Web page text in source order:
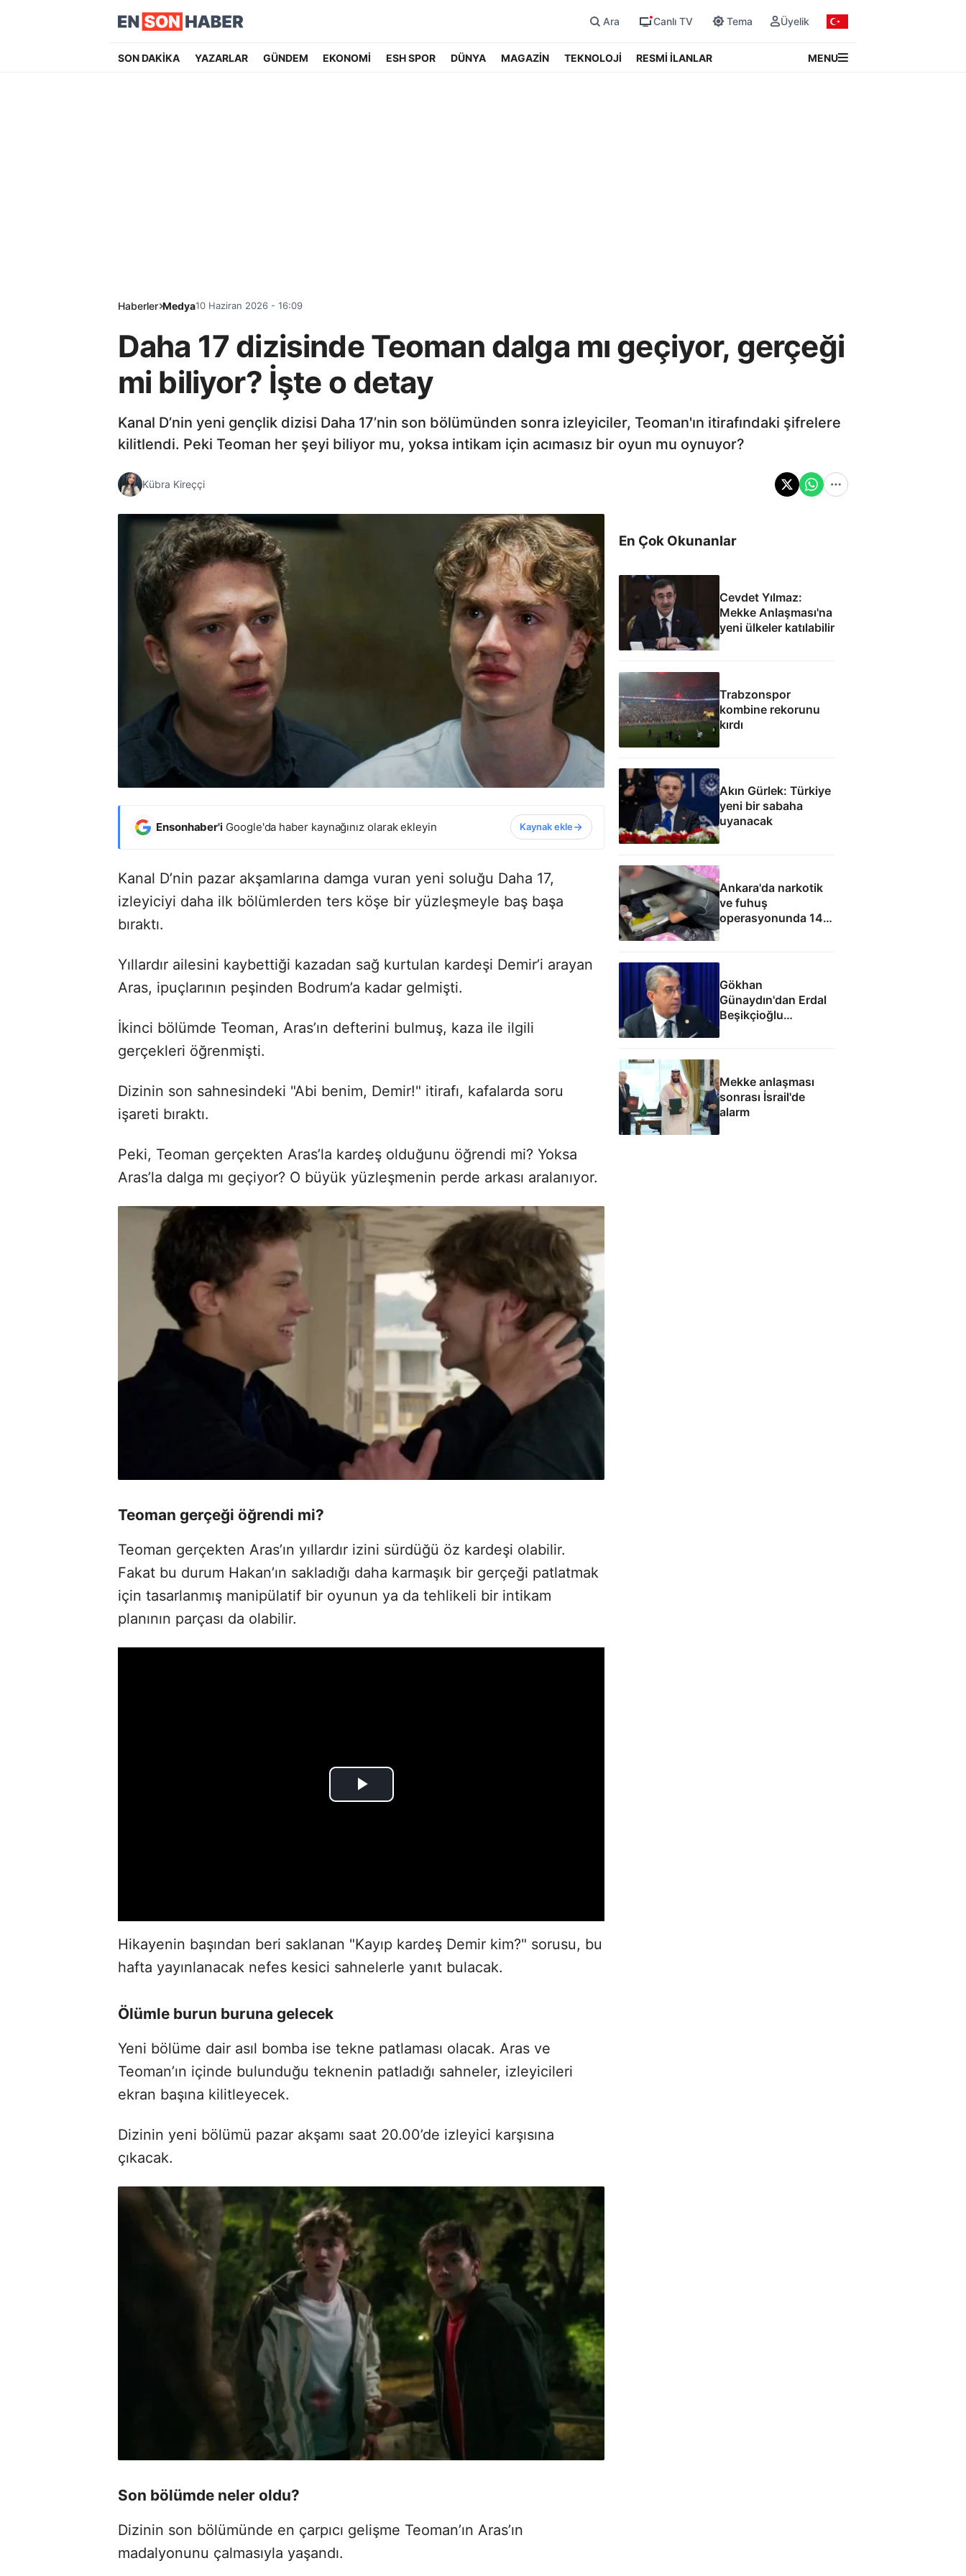
Ara Canlı TV Tema Üyelik
SON DAKİKA YAZARLAR GÜNDEM EKONOMİ ESH SPOR DÜNYA MAGAZİN TEKNOLOJİ RESMİ İLANLAR MENU
Haberler Medya10 Haziran 2026 - 16:09
Daha 17 dizisinde Teoman dalga mı geçiyor, gerçeği
mi biliyor? İşte o detay
Kanal D’nin yeni gençlik dizisi Daha 17’nin son bölümünden sonra izleyiciler, Teoman'ın itirafındaki şifrelere
kilitlendi. Peki Teoman her şeyi biliyor mu, yoksa intikam için acımasız bir oyun mu oynuyor?
Kübra Kireççi
Ensonhaber'i Google'da haber kaynağınız olarak ekleyin Kaynak ekle
Kanal D’nin pazar akşamlarına damga vuran yeni soluğu Daha 17,
izleyiciyi daha ilk bölümlerden ters köşe bir yüzleşmeyle baş başa
bıraktı.
Yıllardır ailesini kaybettiği kazadan sağ kurtulan kardeşi Demir’i arayan
Aras, ipuçlarının peşinden Bodrum’a kadar gelmişti.
İkinci bölümde Teoman, Aras’ın defterini bulmuş, kaza ile ilgili
gerçekleri öğrenmişti.
Dizinin son sahnesindeki "Abi benim, Demir!" itirafı, kafalarda soru
işareti bıraktı.
Peki, Teoman gerçekten Aras’la kardeş olduğunu öğrendi mi? Yoksa
Aras’la dalga mı geçiyor? O büyük yüzleşmenin perde arkası aralanıyor.
Teoman gerçeği öğrendi mi?
Teoman gerçekten Aras’ın yıllardır izini sürdüğü öz kardeşi olabilir.
Fakat bu durum Hakan’ın sakladığı daha karmaşık bir gerçeği patlatmak
için tasarlanmış manipülatif bir oyunun ya da tehlikeli bir intikam
planının parçası da olabilir.
Hikayenin başından beri saklanan "Kayıp kardeş Demir kim?" sorusu, bu
hafta yayınlanacak nefes kesici sahnelerle yanıt bulacak.
Ölümle burun buruna gelecek
Yeni bölüme dair asıl bomba ise tekne patlaması olacak. Aras ve
Teoman’ın içinde bulunduğu teknenin patladığı sahneler, izleyicileri
ekran başına kilitleyecek.
Dizinin yeni bölümü pazar akşamı saat 20.00’de izleyici karşısına
çıkacak.
Son bölümde neler oldu?
Dizinin son bölümünde en çarpıcı gelişme Teoman’ın Aras’ın
madalyonunu çalmasıyla yaşandı.
En Çok Okunanlar
Cevdet Yılmaz:
Mekke Anlaşması'na
yeni ülkeler katılabilir
Trabzonspor
kombine rekorunu
kırdı
Akın Gürlek: Türkiye
yeni bir sabaha
uyanacak
Ankara'da narkotik
ve fuhuş
operasyonunda 14
gözaltı
Gökhan
Günaydın'dan Erdal
Beşikçioğlu
eleştirisi: Siz kamu
yapıyorsunuz
Mekke anlaşması
sonrası İsrail'de
alarm